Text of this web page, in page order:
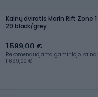
Kalnų dviratis Marin Rift Zone 1
29 black/grey
1 599,00 €
Rekomenduojama gamintojo kaina:
1 699,00 €